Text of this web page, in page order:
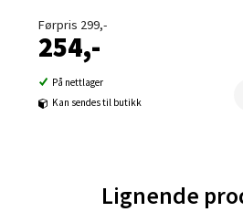
Førpris 299,-
254,-
På nettlager
Kan sendes til butikk
Lignende
Bergen - Thon
Sartorvegen 12, 5353 Straume
Åpent i dag 10-18